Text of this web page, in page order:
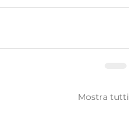
Mostra tutti